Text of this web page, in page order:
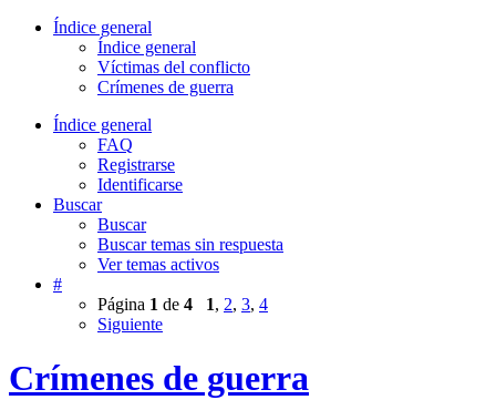
Índice general
Índice general
Víctimas del conflicto
Crímenes de guerra
Índice general
FAQ
Registrarse
Identificarse
Buscar
Buscar
Buscar temas sin respuesta
Ver temas activos
#
Página 1 de 4 1, 2, 3, 4
Siguiente
Crímenes de guerra